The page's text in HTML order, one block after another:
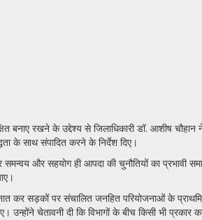
रखने के उद्देश्य से जिलाधिकारी डॉ. आशीष
के साथ संपादित करने के निर्देश दिए।
और सहयोग ही आपदा की चुनौतियों का
कर सड़कों पर संचालित जनहित परियोजनाओं के
उन्होंने चेतावनी दी कि विभागों के बीच किसी भी